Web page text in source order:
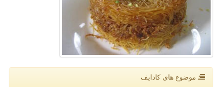
موضوع های كادایف